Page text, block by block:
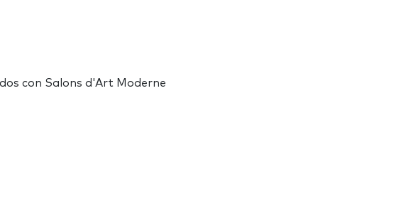
con Salons d'Art Moderne